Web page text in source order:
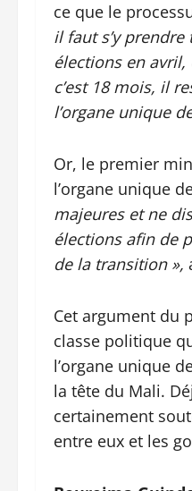
ce que le
il faut s’y
élections en
c’est 18 mois, il
l’organe unique
Or, le premier
l’organe unique
majeures et ne
élections afin de
de la transition »,
Cet argument du
classe politique
l’organe unique
la tête du Mali.
certainement
entre eux et les